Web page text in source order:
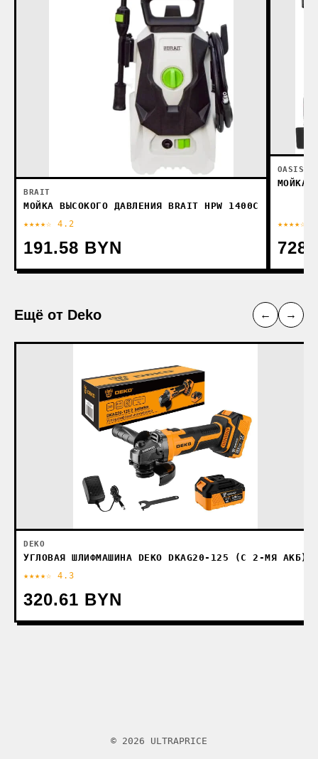
BRAIT
МОЙКА ВЫСОКОГО ДАВЛЕНИЯ BRAIT HPW 1400C
★★★★☆ 4.2
191.58 BYN
OASIS
МОЙКА
★★★★☆
Ещё от Deko ← →
DEKO
УГЛОВАЯ ШЛИФМАШИНА DEKO DKAG20-125 (С 2-МЯ АКБ)
★★★★☆ 4.3
320.61 BYN
© 2026 ULTRAPRICE